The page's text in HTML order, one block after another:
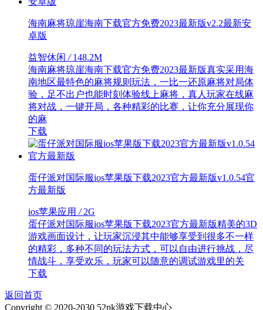
海南麻将琼崖海南下载官方免费2023最新版v2.2最新安
卓版
益智休闲 /148.2M
海南麻将琼崖海南下载官方免费2023最新版真实采用海
南地区最特色的麻将规则玩法，一比一还原麻将对局体
验，足不出户也能时刻体验线上麻将，真人玩家在线麻
将对战，一键开局，各种精彩的比赛，让你充分展现你
的麻
下载
蛋仔派对国际服ios苹果版下载2023官方最新版v1.0.54官
方最新版
ios苹果应用 /2G
蛋仔派对国际服ios苹果版下载2023官方最新版精美的3D
游戏画面设计，让玩家沉浸其中能够享受到很多不一样
的精彩，多种不同的玩法方式，可以自由进行挑战，尽
情战斗，享受欢乐，玩家可以随意的调试游戏里的关
下载
返回首页
Copyright © 2020-2030 52pk游戏下载中心